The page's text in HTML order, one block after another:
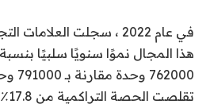
في عام 2022 ، سجلت